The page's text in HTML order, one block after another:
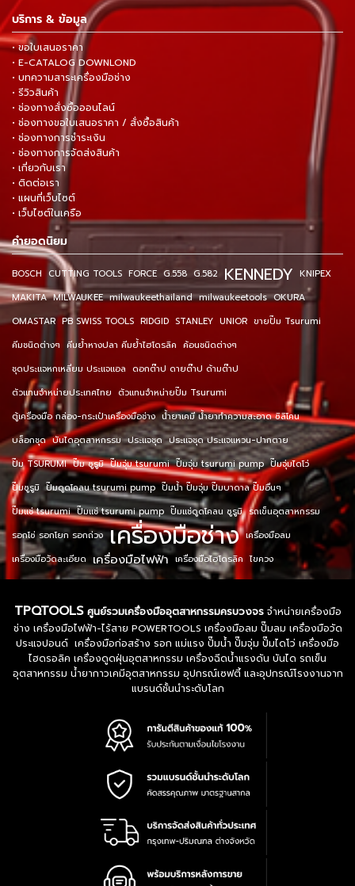
บริการ & ข้อมูล
• ขอใบเสนอราคา
• E-CATALOG DOWNLOND
• บทความสาระเครื่องมือช่าง
• รีวิวสินค้า
• ช่องทางสั่งซื้อออนไลน์
• ช่องทางขอใบเสนอราคา / สั่งซื้อสินค้า
• ช่องทางการชำระเงิน
• ช่องทางการจัดส่งสินค้า
• เกี่ยวกับเรา
• ติดต่อเรา
• แผนที่เว็บไซต์
• เว็บไซต์ในเครือ
คำยอดนิยม
BOSCH CUTTING TOOLS FORCE G.558 G.582 KENNEDY KNIPEX
MAKITA MILWAUKEE milwaukeethailand milwaukeetools OKURA
OMASTAR PB SWISS TOOLS RIDGID STANLEY UNIOR ขายปั๊ม Tsurumi
คีมชนิดต่างๆ คีมย้ำหางปลา คีมย้ำไฮโดรลิค ค้อนชนิดต่างๆ
ชุดประแจหกเหลี่ยม ประแจแอล ดอกต๊าป ดายต๊าป ด้ามต๊าป
ตัวแทนจำหน่ายประเทศไทย ตัวแทนจำหน่ายปั๊ม Tsurumi
ตู้เครื่องมือ กล่อง-กระเป๋าเครื่องมือช่าง น้ำยาเคมี น้ำยาทำความสะอาด ซิลิโคน
บล็อกชุด บันไดอุตสาหกรรม ประแจชุด ประแจชุด ประแจแหวน-ปากตาย
ปั๊ม TSURUMI ปั๊ม ซูรูมิ ปั๊มจุ่ม tsurumi ปั๊มจุ่ม tsurumi pump ปั๊มจุ่มไดโว่
ปั๊มซูรูมิ ปั๊มดูดโคลน tsurumi pump ปั๊มน้ำ ปั๊มจุ่ม ปั๊มบาดาล ปั๊มอื่นๆ
ปั๊มแช่ tsurumi ปั๊มแช่ tsurumi pump ปั๊มแช่ดูดโคลน ซูรูมิ รถเข็นอุตสาหกรรม
รอกโซ่ รอกโยก รอกถ่วง เครื่องมือช่าง เครื่องมือลม
เครื่องมือวัดละเอียด เครื่องมือไฟฟ้า เครื่องมือไฮโดรลิค ไขควง
TPQTOOLS ศูนย์รวมเครื่องมืออุตสาหกรรมครบวงจรจำหน่ายเครื่องมือ
ช่าง เครื่องมือไฟฟ้า-ไร้สาย POWERTOOLS เครื่องมือลม ปั๊มลม เครื่องมือวัด
ประแจปอนด์ เครื่องมือก่อสร้าง รอก แม่แรง ปั๊มน้ำ ปั๊มจุ่ม ปั๊มไดโว่ เครื่องมือ
ไฮดรอลิค เครื่องดูดฝุ่นอุตสาหกรรม เครื่องฉีดน้ำแรงดัน บันได รถเข็น
อุตสาหกรรม น้ำยากาวเคมีอุตสาหกรรม อุปกรณ์เซฟตี้ และอุปกรณ์โรงงานจาก
แบรนด์ชั้นนำระดับโลก